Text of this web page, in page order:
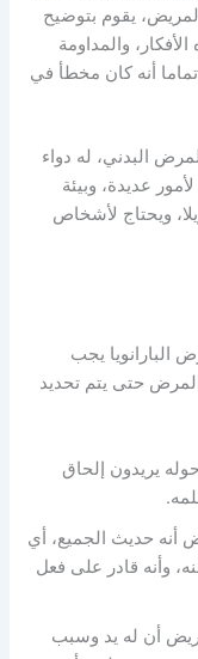
يقوم بتوضيح
والمداومة
أنه كان مخطأ في
البدني، له دواء
عديدة، وبيئة
ويحتاج لأشخاص
البارانويا يجب
المرض حتى يتم تحديد
يريدون إلحاق
أنه حديث الجميع، أي
وأنه قادر على فعل
أن له يد وسبب